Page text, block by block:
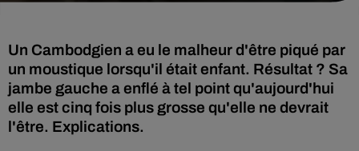
Un Cambodgien a eu le malheur d'être piqué par
un moustique lorsqu'il était enfant. Résultat ? Sa
jambe gauche a enflé à tel point qu'aujourd'hui
elle est cinq fois plus grosse qu'elle ne devrait
l'être. Explications.